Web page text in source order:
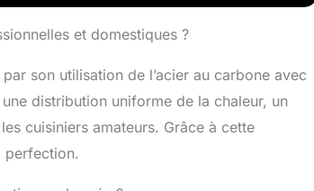
un jeu d'enfant Qualité commerciale :
durable, cet ensemble d'ustensiles
résister aux exigences des cuisines
Profitez d'une performance
avec une résistance à la
°C Design peu encombrant : le large
pièce de notre ensemble
mais garde votre cuisine
et domestiques ?
son utilisation de l’acier au carbone avec
distribution uniforme de la chaleur, un
cuisiniers amateurs. Grâce à cette
perfection.